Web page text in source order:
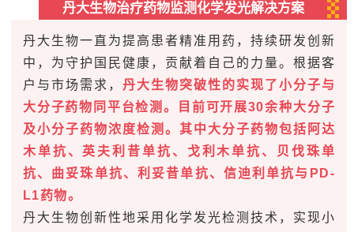
丹大生物治疗药物监测化学发光解决方案
丹大生物一直为提高患者精准用药，持续研发创新
中，为守护国民健康，贡献着自己的力量。根据客
户与市场需求， 丹大生物突破性的实现了小分子与
大分子药物同平台检测。目前可开展30余种大分子
及小分子药物浓度检测。其中大分子药物包括阿达
木单抗、英夫利昔单抗、戈利木单抗、贝伐珠单
抗、曲妥珠单抗、利妥昔单抗、信迪利单抗与PD-
L1药物。
丹大生物创新性地采用化学发光检测技术，实现小